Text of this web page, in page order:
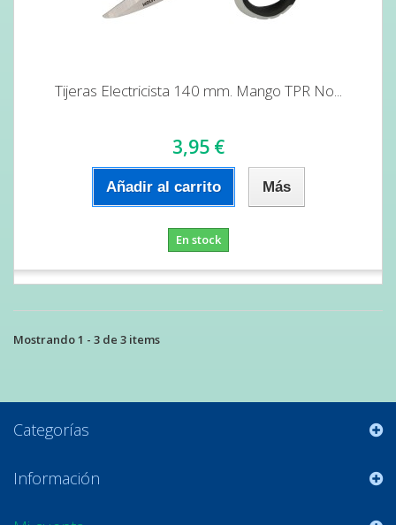
Tijeras Electricista 140 mm. Mango TPR No...
3,95 €
Añadir al carrito Más
En stock
Mostrando 1 - 3 de 3 items
Categorías
Información